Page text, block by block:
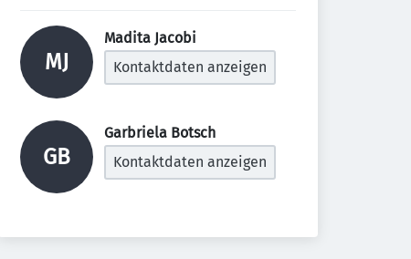
MJ
Madita Jacobi
Kontaktdaten anzeigen
GB
Garbriela Botsch
Kontaktdaten anzeigen